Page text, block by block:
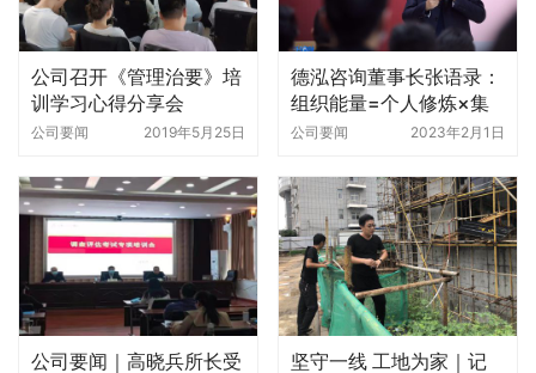
公司召开《管理治要》培
训学习心得分享会
公司要闻 2019年5月25日
德泓咨询董事长张语录：
组织能量=个人修炼×集
体修炼
公司要闻 2023年2月1日
公司要闻｜高晓兵所长受 坚守一线 工地为家｜记